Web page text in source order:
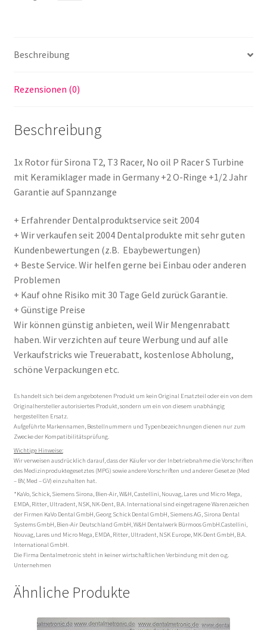
Turbine
made
Germany
Menge
Beschreibung
Rezensionen (0)
Beschreibung
1x Rotor für Sirona T2, T3 Racer, No oil P Racer S Turbine
mit Keramiklager made in Germany +2 O-Ringe +1/2 Jahr
Garantie auf Spannzange
+ Erfahrender Dentalproduktservice seit 2004
+ Wir verkaufen seit 2004 Dentalprodukte mit sehr guten
Kundenbewertungen (z.B. Ebaybewertungen)
+ Beste Service. Wir helfen gerne bei Einbau oder anderen
Problemen
+ Kauf ohne Risiko mit 30 Tage Geld zurück Garantie.
+ Günstige Preise
Wir können günstig anbieten, weil Wir Mengenrabatt
haben. Wir verzichten auf teure Werbung und auf alle
Verkaufstricks wie Treuerabatt, kostenlose Abholung,
schöne Verpackungen etc.
Es handelt sich bei dem angebotenen Produkt um kein Original Ersatzteil oder ein von dem
Originalhersteller autorisiertes Produkt, sondern um ein von diesem unabhängig
hergestellten Ersatz.
Aufgeführte Markennamen, Bestellnummern und Typenbezeichnungen dienen nur zum
Zwecke der Kompatibilitätsprüfung.
Wichtige Hinweise:
Wir verweisen ausdrücklich darauf, dass der Käufer vor der Inbetriebnahme die Vorschriften
des Medizinproduktegesetztes (MPG) sowie andere Vorschriften und anderer Gesetze (Med
– BV, Med – GV) einzuhalten hat.
*KaVo, Schick, Siemens Sirona, Bien-Air, W&H, Castellini, Nouvag, Lares und Micro Mega,
EMDA, Ritter, Ultradent, NSK, NK-Dent, B.A. International sind eingetragene Warenzeichen
der Firmen KaVo Dental GmbH, Georg Schick Dental GmbH, Siemens AG, Sirona Dental
Systems GmbH, Bien-Air Deutschland GmbH, W&H Dentalwerk Bürmoos GmbH.Castellini,
Nouvag, Lares und Micro Mega, EMDA, Ritter, Ultradent, NSK Europe, MK-Dent GmbH, B.A.
International GmbH.
Die Firma Dentalmetronic steht in keiner wirtschaftlichen Verbindung mit den o.g.
Unternehmen
Ähnliche Produkte